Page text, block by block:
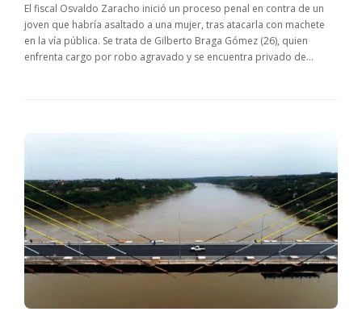
El fiscal Osvaldo Zaracho inició un proceso penal en contra de un
joven que habría asaltado a una mujer, tras atacarla con machete
en la vía pública. Se trata de Gilberto Braga Gómez (26), quien
enfrenta cargo por robo agravado y se encuentra privado de...